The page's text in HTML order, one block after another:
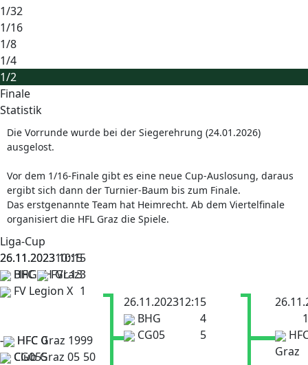
1/32
1/16
1/8
1/4
1/2
Finale
Statistik
Die Vorrunde wurde bei der Siegerehrung (24.01.2026)
ausgelost.
Vor dem 1/16-Finale gibt es eine neue Cup-Auslosung, daraus
ergibt sich dann der Turnier-Baum bis zum Finale.
Das erstgenannte Team hat Heimrecht. Ab dem Viertelfinale
organisiert die HFL Graz die Spiele.
Liga-Cup
26.11.2023 10:15
HFC BH Graz3
FV Legion X 1
26.11.202310:15
BHG
3
FVL1
-
HFC Graz 1999
0
Club Graz 05 5
- HFC 0
CG055
Graz
26.11.202312:15
BHG
4
CG05
5